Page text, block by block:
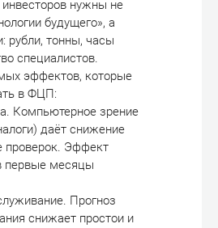
нужны не
будущего», а
рубли, тонны, часы
специалистов.
эффектов, которые
в ФЦП:
Компьютерное зрение
даёт снижение
проверок. Эффект
первые месяцы
Прогноз
снижает простои и